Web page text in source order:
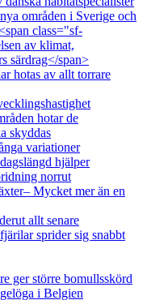
områden i Sverige och
class="sf-
av klimat,
särdrag</span>
hotas av allt torrare
hotar de
skyddas
variationer
hjälper
norrut
Mycket mer än en
allt senare
sprider sig snabbt
ger större bomullsskörd
i Belgien